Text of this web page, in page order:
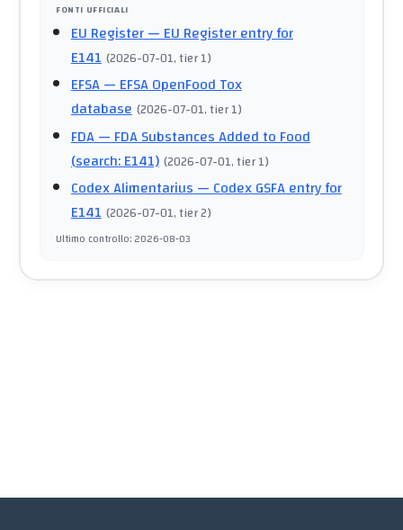
FONTI UFFICIALI
EU Register— EU Register entry for
E141 (2026-07-01, tier 1)
EFSA— EFSA OpenFood Tox
database (2026-07-01, tier 1)
FDA— FDA Substances Added to Food
(search: E141) (2026-07-01, tier 1)
Codex Alimentarius— Codex GSFA entry for
E141 (2026-07-01, tier 2)
Ultimo controllo:2026-08-03